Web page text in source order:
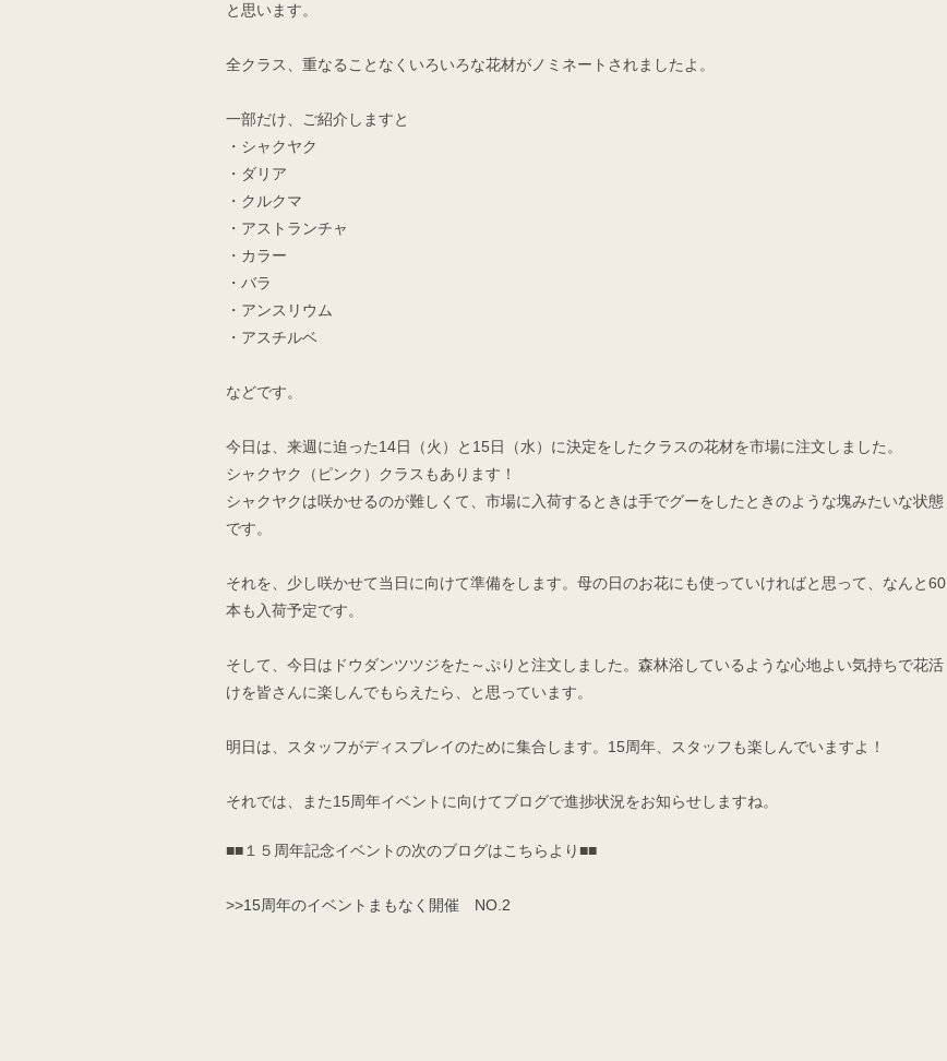
と思います。
全クラス、重なることなくいろいろな花材がノミネートされましたよ。
一部だけ、ご紹介しますと
・シャクヤク
・ダリア
・クルクマ
・アストランチャ
・カラー
・バラ
・アンスリウム
・アスチルベ
などです。
今日は、来週に迫った14日（火）と15日（水）に決定をしたクラスの花材を市場に注文しました。
シャクヤク（ピンク）クラスもあります！
シャクヤクは咲かせるのが難しくて、市場に入荷するときは手でグーをしたときのような塊みたいな状態
です。
それを、少し咲かせて当日に向けて準備をします。母の日のお花にも使っていければと思って、なんと60
本も入荷予定です。
そして、今日はドウダンツツジをた～ぷりと注文しました。森林浴しているような心地よい気持ちで花活
けを皆さんに楽しんでもらえたら、と思っています。
明日は、スタッフがディスプレイのために集合します。15周年、スタッフも楽しんでいますよ！
それでは、また15周年イベントに向けてブログで進捗状況をお知らせしますね。
■■１５周年記念イベントの次のブログはこちらより■■
>>15周年のイベントまもなく開催 NO.2